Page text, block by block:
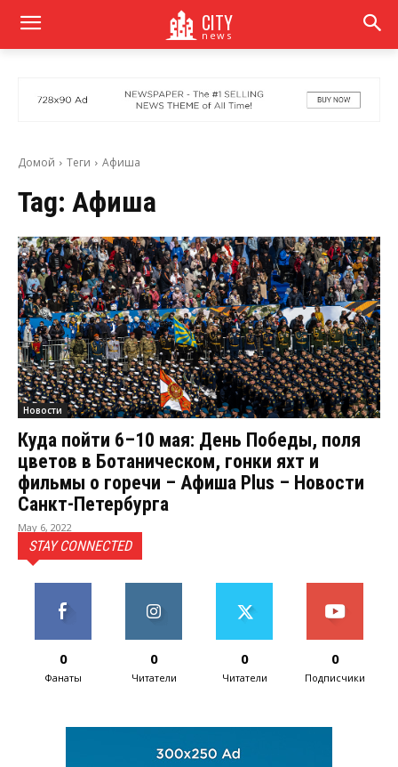
CITY
news
Домой Теги Афиша
Tag: Афиша
Новости
Куда пойти 6–10 мая: День Победы, поля
цветов в Ботаническом, гонки яхт и
фильмы о горечи – Афиша Plus – Новости
Санкт-Петербурга
May 6, 2022
STAY CONNECTED
0
Фанаты
0
Читатели
0
Читатели
0
Подписчики